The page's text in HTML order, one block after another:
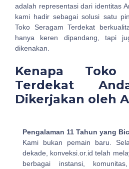
adalah representasi dari identitas
kami hadir sebagai solusi satu
Toko Seragam Terdekat
hanya keren dipandang, tapi
dikenakan.
Kenapa Toko
Terdekat
Dikerjakan oleh
Pengalaman 11 Tahun yang
Kami bukan pemain baru.
dekade, konveksi.or.id telah
berbagai instansi,